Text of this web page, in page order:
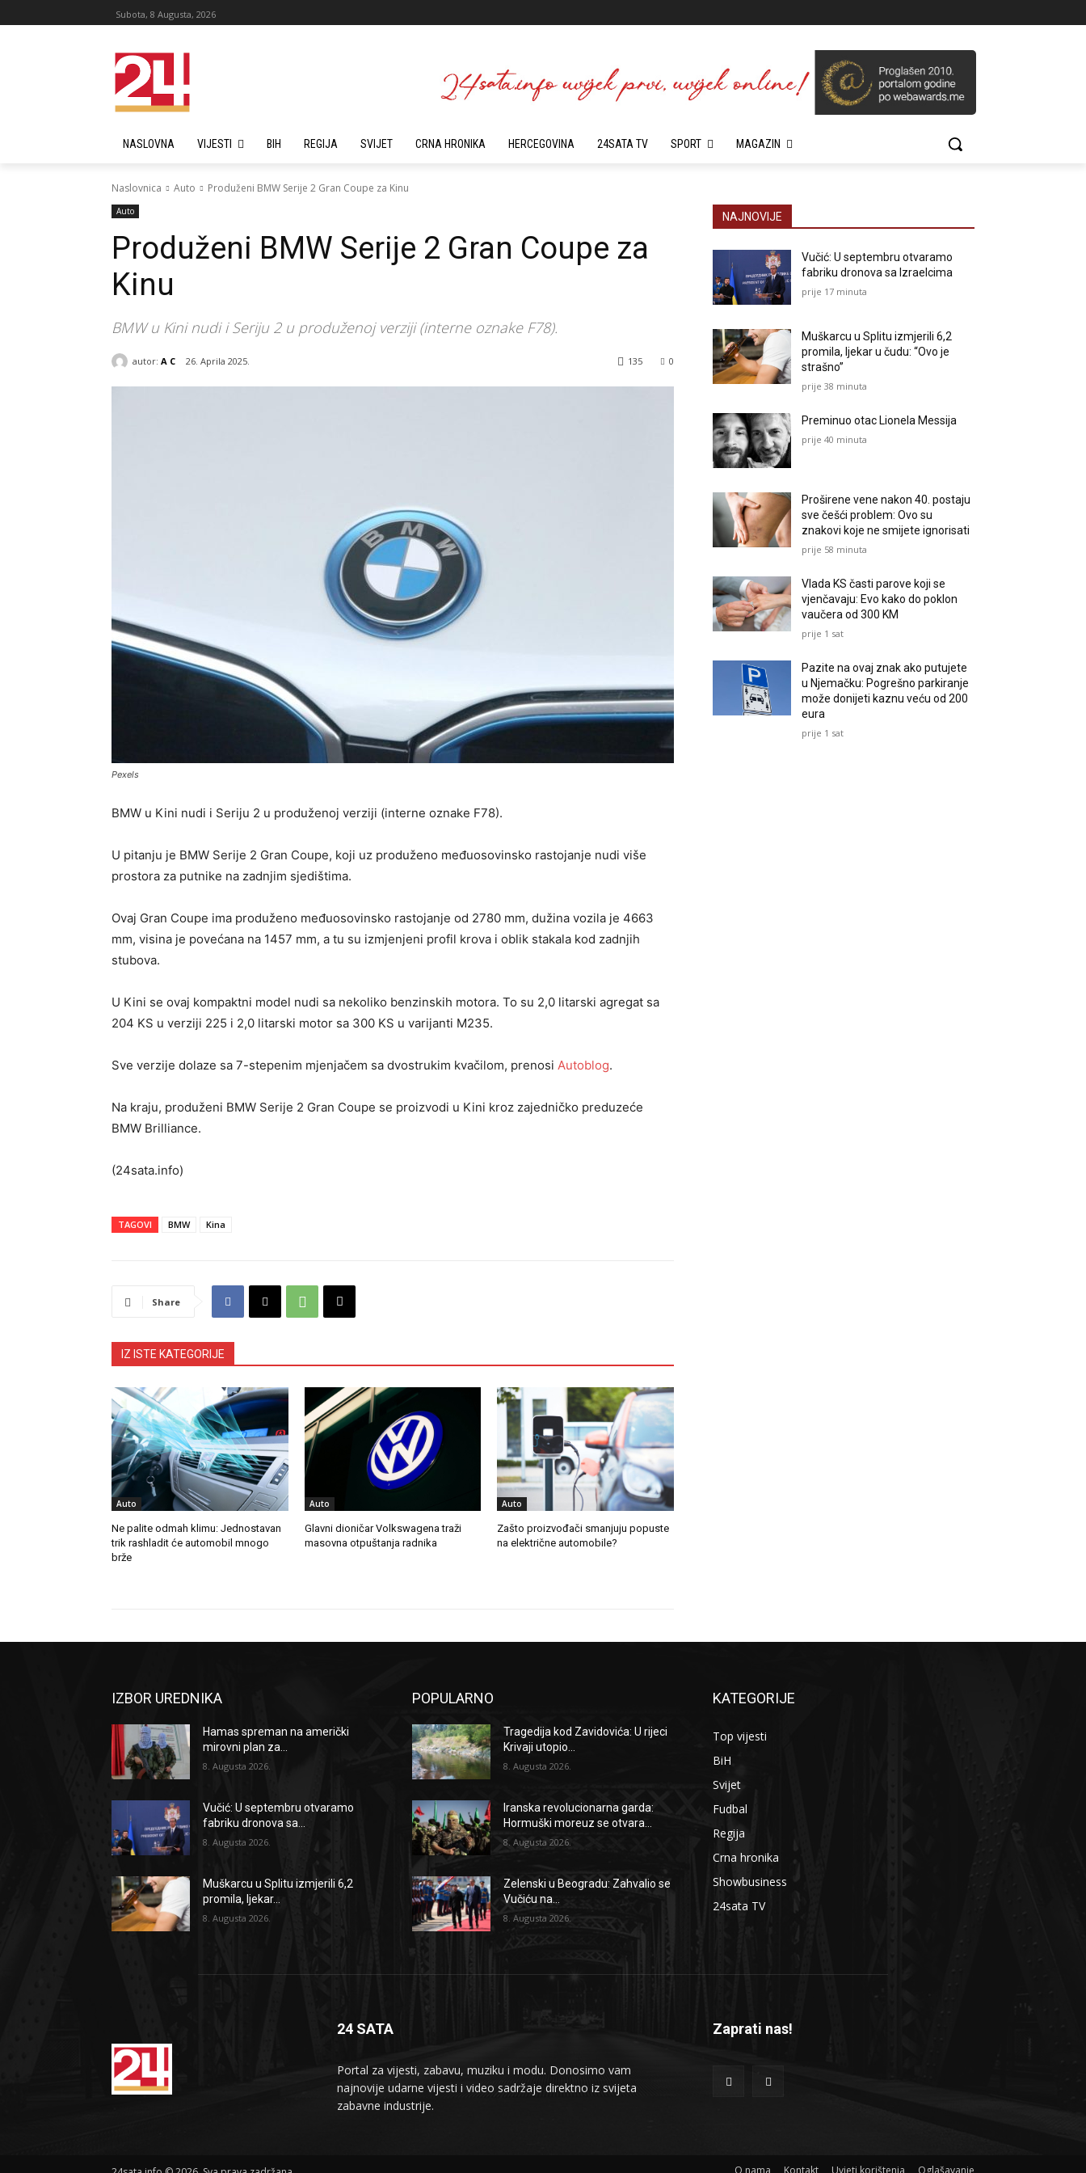
Subota, 8 Augusta, 2026
NASLOVNA VIJESTI BIH REGIJA SVIJET CRNA HRONIKA HERCEGOVINA 24SATA TV SPORT MAGAZIN
Naslovnica Auto Produženi BMW Serije 2 Gran Coupe za Kinu
Auto
Produženi BMW Serije 2 Gran Coupe za
Kinu
BMW u Kini nudi i Seriju 2 u produženoj verziji (interne oznake F78).
autor: A C 26. Aprila 2025. 0
135
Pexels
BMW u Kini nudi i Seriju 2 u produženoj verziji (interne oznake F78).
U pitanju je BMW Serije 2 Gran Coupe, koji uz produženo međuosovinsko rastojanje nudi više
prostora za putnike na zadnjim sjedištima.
Ovaj Gran Coupe ima produženo međuosovinsko rastojanje od 2780 mm, dužina vozila je 4663
mm, visina je povećana na 1457 mm, a tu su izmjenjeni profil krova i oblik stakala kod zadnjih
stubova.
U Kini se ovaj kompaktni model nudi sa nekoliko benzinskih motora. To su 2,0 litarski agregat sa
204 KS u verziji 225 i 2,0 litarski motor sa 300 KS u varijanti M235.
Sve verzije dolaze sa 7-stepenim mjenjačem sa dvostrukim kvačilom, prenosi Autoblog.
Na kraju, produženi BMW Serije 2 Gran Coupe se proizvodi u Kini kroz zajedničko preduzeće
BMW Brilliance.
(24sata.info)
TAGOVI BMW Kina
Share
IZ ISTE KATEGORIJE
Auto
Ne palite odmah klimu: Jednostavan
trik rashladit će automobil mnogo
brže
Auto
Glavni dioničar Volkswagena traži
masovna otpuštanja radnika
Auto
Zašto proizvođači smanjuju popuste
na električne automobile?
NAJNOVIJE
Vučić: U septembru otvaramo
fabriku dronova sa Izraelcima
prije 17 minuta
Muškarcu u Splitu izmjerili 6,2
promila, ljekar u čudu: “Ovo je
strašno”
prije 38 minuta
Preminuo otac Lionela Messija
prije 40 minuta
Proširene vene nakon 40. postaju
sve češći problem: Ovo su
znakovi koje ne smijete ignorisati
prije 58 minuta
Vlada KS časti parove koji se
vjenčavaju: Evo kako do poklon
vaučera od 300 KM
prije 1 sat
Pazite na ovaj znak ako putujete
u Njemačku: Pogrešno parkiranje
može donijeti kaznu veću od 200
eura
prije 1 sat
IZBOR UREDNIKA
Hamas spreman na američki
mirovni plan za...
8. Augusta 2026.
Vučić: U septembru otvaramo
fabriku dronova sa...
8. Augusta 2026.
Muškarcu u Splitu izmjerili 6,2
promila, ljekar...
8. Augusta 2026.
POPULARNO
Tragedija kod Zavidovića: U rijeci
Krivaji utopio...
8. Augusta 2026.
Iranska revolucionarna garda:
Hormuški moreuz se otvara...
8. Augusta 2026.
Zelenski u Beogradu: Zahvalio se
Vučiću na...
8. Augusta 2026.
KATEGORIJE
Top vijesti
BiH
Svijet
Fudbal
Regija
Crna hronika
Showbusiness
24sata TV
24 SATA
Portal za vijesti, zabavu, muziku i modu. Donosimo vam
najnovije udarne vijesti i video sadržaje direktno iz svijeta
zabavne industrije.
Zaprati nas!